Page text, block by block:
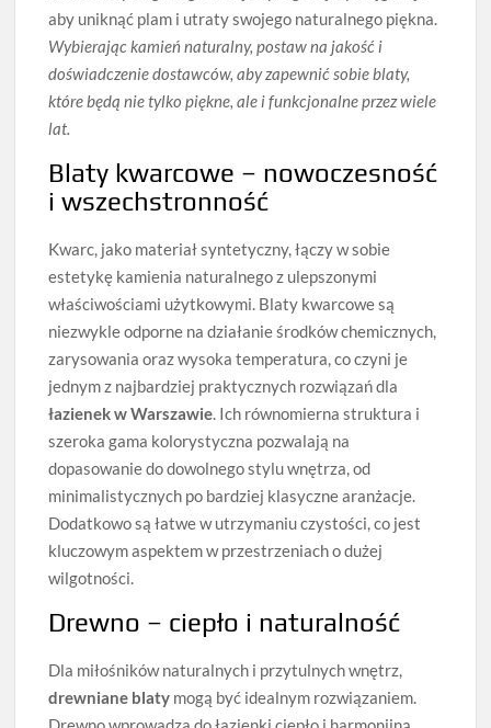
aby uniknąć plam i utraty swojego naturalnego piękna.
Wybierając kamień naturalny, postaw na jakość i
doświadczenie dostawców, aby zapewnić sobie blaty,
które będą nie tylko piękne, ale i funkcjonalne przez wiele
lat.
Blaty kwarcowe – nowoczesność
i wszechstronność
Kwarc, jako materiał syntetyczny, łączy w sobie
estetykę kamienia naturalnego z ulepszonymi
właściwościami użytkowymi. Blaty kwarcowe są
niezwykle odporne na działanie środków chemicznych,
zarysowania oraz wysoka temperatura, co czyni je
jednym z najbardziej praktycznych rozwiązań dla
łazienek w Warszawie. Ich równomierna struktura i
szeroka gama kolorystyczna pozwalają na
dopasowanie do dowolnego stylu wnętrza, od
minimalistycznych po bardziej klasyczne aranżacje.
Dodatkowo są łatwe w utrzymaniu czystości, co jest
kluczowym aspektem w przestrzeniach o dużej
wilgotności.
Drewno – ciepło i naturalność
Dla miłośników naturalnych i przytulnych wnętrz,
drewniane blaty mogą być idealnym rozwiązaniem.